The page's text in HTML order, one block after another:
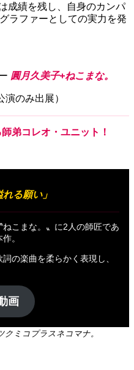
成績を残し、自身のカンパ
ラファーとしての実力を発
圓月久美子+ねこまな。
演のみ出展）
師弟コレオ・ユニット！
れる願い」
ねこまな。〟に2人の師匠であ
。
の楽曲を柔らかく表現し、
画
クミコプラスネコマナ。